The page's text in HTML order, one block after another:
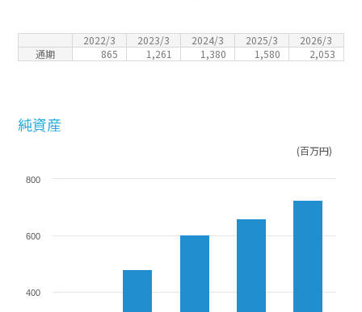
2022/3 2023/3 2024/3 2025/3
2026/3
通期
865 1,261 1,380 1,580 2,053
純資産
(百万円)
400
600
800